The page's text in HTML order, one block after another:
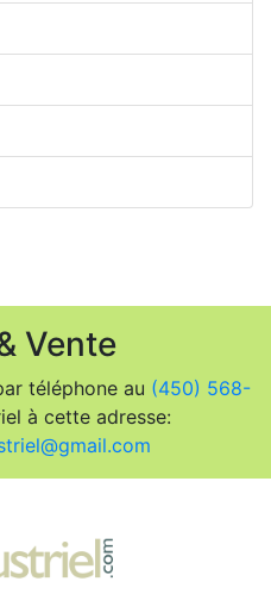
Vente
téléphone au (450) 568-
à cette adresse: